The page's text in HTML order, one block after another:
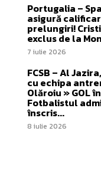
Portugalia –
asigură
prelungiri!
exclus de la
7 iulie 2026
FCSB – Al
cu echipa
Olăroiu » GOL
Fotbalistul
înscris...
8 iulie 2026